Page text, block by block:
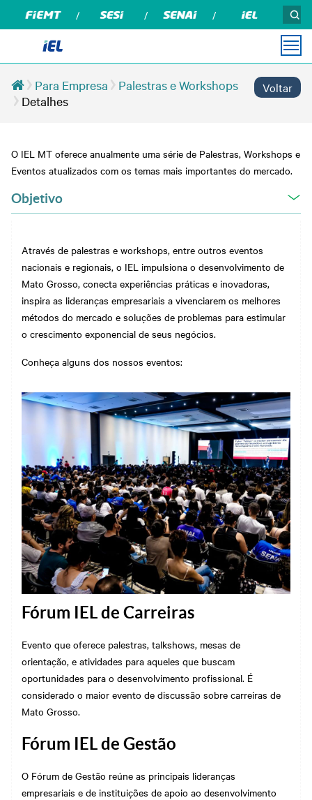
PARA
VOCÊ
Cursos
Emprega Talentos
PARA
EMPRESA
Seleção
Soluções em Educação
Empresarial
e Gestão
Estudos e Pesquisas
Carreiras
Para Empresas
Programas e Projetos
MÍDIAS
Notícias
Revista Indústria de
Relatório de Atividades
INSTITUCIONAL
Ouvidoria IEL
Compliance
Portal do Fornecedor
Certidões
Trabalhe Conosco
CONTATO Voltar
Para Empresa
Palestras e Workshops
Detalhes
O IEL MT oferece anualmente uma série de Palestras, Workshops e
Eventos atualizados com os temas mais importantes do mercado.
Objetivo
Através de palestras e workshops, entre outros eventos
nacionais e regionais, o IEL impulsiona o desenvolvimento de
Mato Grosso, conecta experiências práticas e inovadoras,
inspira as lideranças empresariais a vivenciarem os melhores
métodos do mercado e soluções de problemas para estimular
o crescimento exponencial de seus negócios.
Conheça alguns dos nossos eventos:
Fórum IEL de Carreiras
Evento que oferece palestras, talkshows, mesas de
orientação, e atividades para aqueles que buscam
oportunidades para o desenvolvimento profissional. É
considerado o maior evento de discussão sobre carreiras de
Mato Grosso.
Fórum IEL de Gestão
O Fórum de Gestão reúne as principais lideranças
empresariais e de instituições de apoio ao desenvolvimento